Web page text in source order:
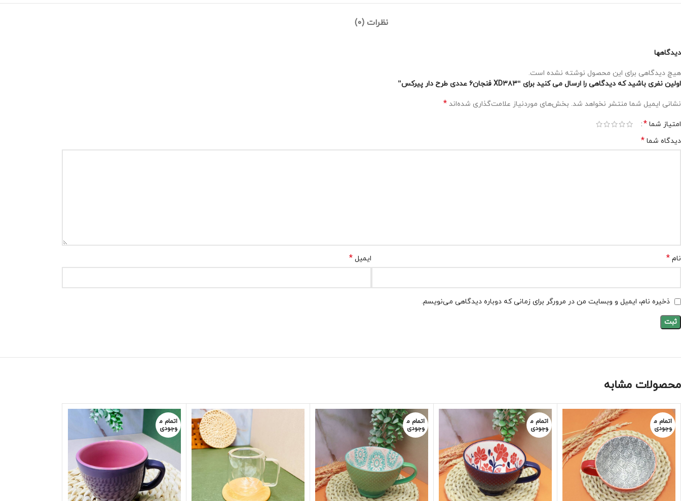
نظرات (0)
دیدگاهها
هیچ دیدگاهی برای این محصول نوشته نشده است.
اولین نفری باشید که دیدگاهی را ارسال می کنید برای “XD۳۸۳ فنجان۶ عددی طرح دار پیرکس”
نشانی ایمیل شما منتشر نخواهد شد. بخش‌های موردنیاز علامت‌گذاری شده‌اند *
امتیاز شما *
دیدگاه شما *
نام * ایمیل *
ذخیره نام، ایمیل و وبسایت من در مرورگر برای زمانی که دوباره دیدگاهی می‌نویسم.
محصولات مشابه
اتمام م
وجودی
اتمام م
وجودی
اتمام م
وجودی
اتمام م
وجودی